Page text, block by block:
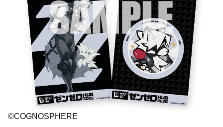
©COGNOSPHERE